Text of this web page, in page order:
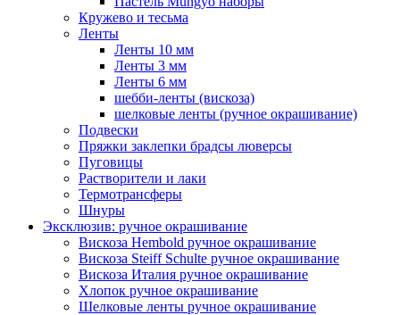
Кружево и тесьма
Ленты
Ленты 10 мм
Ленты 3 мм
Ленты 6 мм
шебби-ленты (вискоза)
шелковые ленты (ручное окрашивание)
Подвески
Пряжки заклепки брадсы люверсы
Пуговицы
Растворители и лаки
Термотрансферы
Шнуры
Эксклюзив: ручное окрашивание
Вискоза Hembold ручное окрашивание
Вискоза Steiff Schulte ручное окрашивание
Вискоза Италия ручное окрашивание
Хлопок ручное окрашивание
Шелковые ленты ручное окрашивание